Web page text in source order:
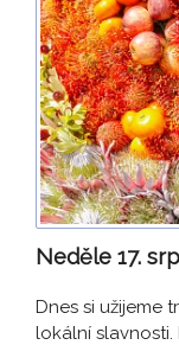
Neděle 17.
Dnes si užijeme
lokální